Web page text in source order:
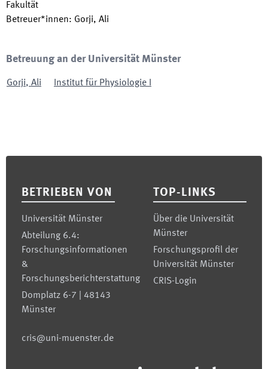
Fakultät
Betreuer*innen: Gorji, Ali
Betreuung an der Universität Münster
Gorji, Ali Institut für Physiologie I
BETRIEBEN VON
Universität Münster
Abteilung 6.4:
Forschungsinformationen
&
Forschungsberichterstattung
Domplatz 6-7 | 48143
Münster
cris@uni-muenster.de
TOP-LINKS
Über die Universität
Münster
Forschungsprofil der
Universität Münster
CRIS-Login